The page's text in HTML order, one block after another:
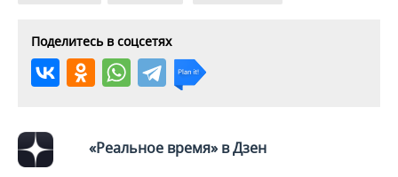
Поделитесь в соцсетях
«Реальное время» в Дзен